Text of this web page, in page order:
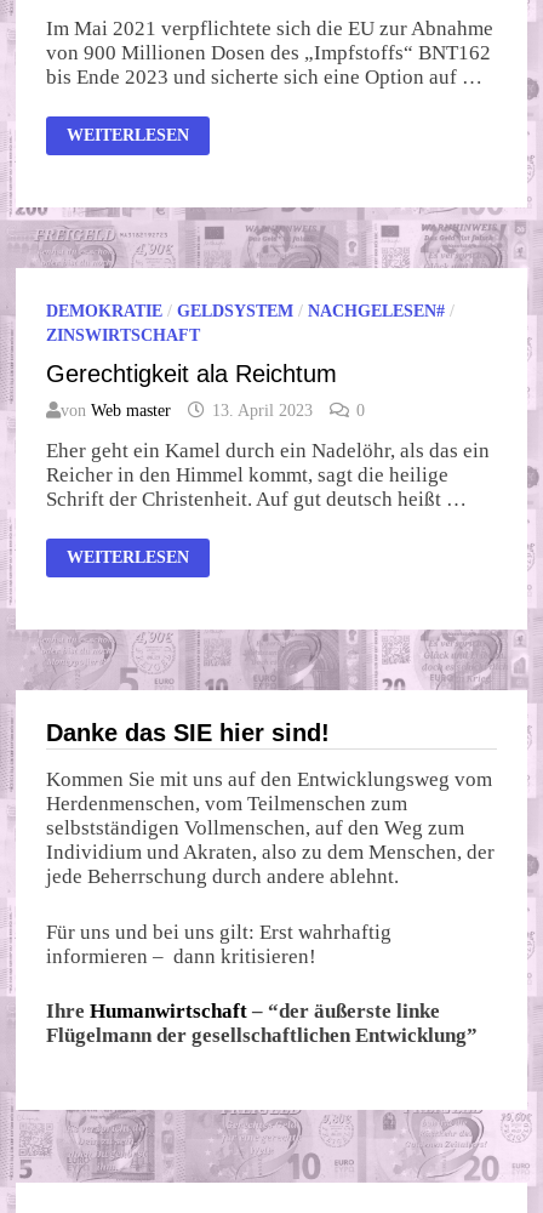
Im Mai 2021 verpflichtete sich die EU zur Abnahme
von 900 Millionen Dosen des „Impfstoffs“ BNT162
bis Ende 2023 und sicherte sich eine Option auf …
WANN
REISST D
ÜRGER?
WEITERLESEN
DEMOKRATIE /GELDSYSTEM /NACHGELESEN# /
ZINSWIRTSCHAFT
Gerechtigkeit ala Reichtum
vonWeb master 13. April 2023 0
Eher geht ein Kamel durch ein Nadelöhr, als das ein
Reicher in den Himmel kommt, sagt die heilige
Schrift der Christenheit. Auf gut deutsch heißt …
GERECHTIGKEIT
ALA
WEITERLESEN
Danke das SIE hier sind!
Kommen Sie mit uns auf den Entwicklungsweg vom
Herdenmenschen, vom Teilmenschen zum
selbstständigen Vollmenschen, auf den Weg zum
Individium und Akraten, also zu dem Menschen, der
jede Beherrschung durch andere ablehnt.
Für uns und bei uns gilt: Erst wahrhaftig
informieren – dann kritisieren!
IhreHumanwirtschaft – “der äußerste linke
Flügelmann der gesellschaftlichen Entwicklung”